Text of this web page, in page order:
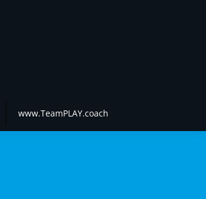
www.TeamPLAY.coach